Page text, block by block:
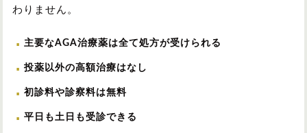
わりません。
主要なAGA治療薬は全て処方が受けられる
投薬以外の高額治療はなし
初診料や診察料は無料
平日も土日も受診できる